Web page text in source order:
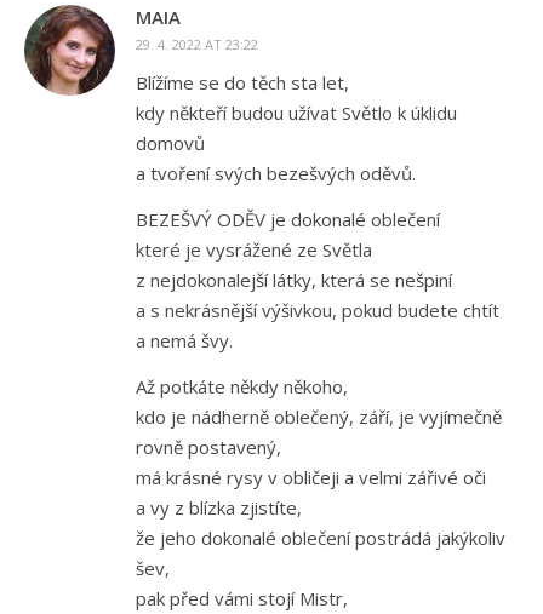
MAIA
29. 4. 2022 AT 23:22
Blížíme se do těch sta let,
kdy někteří budou užívat Světlo k úklidu
domovů
a tvoření svých bezešvých oděvů.
BEZEŠVÝ ODĚV je dokonalé oblečení
které je vysrážené ze Světla
z nejdokonalejší látky, která se nešpiní
a s nekrásnější výšivkou, pokud budete chtít
a nemá švy.
Až potkáte někdy někoho,
kdo je nádherně oblečený, září, je vyjímečně
rovně postavený,
má krásné rysy v obličeji a velmi zářivé oči
a vy z blízka zjistíte,
že jeho dokonalé oblečení postrádá jakýkoliv
šev,
pak před vámi stojí Mistr,